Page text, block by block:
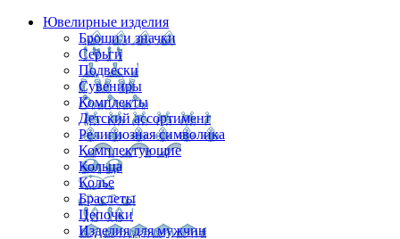
Ювелирные изделия
Броши и значки
Серьги
Подвески
Сувениры
Комплекты
Детский ассортимент
Религиозная символика
Комплектующие
Кольца
Колье
Браслеты
Цепочки
Изделия для мужчин